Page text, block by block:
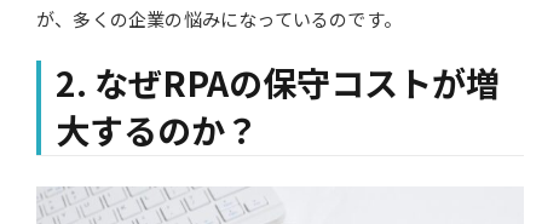
が、多くの企業の悩みになっているのです。
2. なぜRPAの保守コストが増
大するのか？